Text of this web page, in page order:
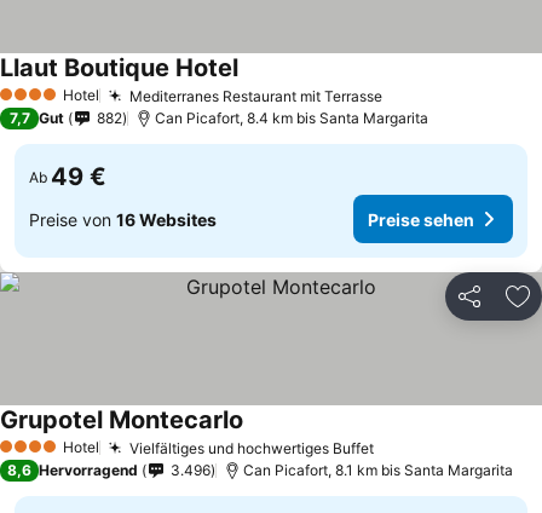
4 Sterne Hotel Mediterranes Restaurant mit Terrasse
Llaut Boutique Hotel
7,7 Gut 882 Can Picafort, 8.4 km bis Santa Margarita
Ab 49 €
Preise von 16 Websites Preise sehen
Teilen
4 Sterne Hotel Vielfältiges und hochwertiges Buffet
Grupotel Montecarlo
8,6 Hervorragend 3.496 Can Picafort, 8.1 km bis Santa Margarita